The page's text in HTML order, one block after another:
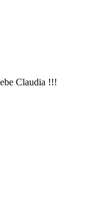
Claudia !!!